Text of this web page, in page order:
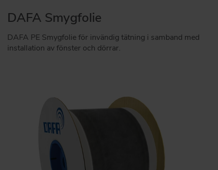
DAFA Smygfolie
DAFA PE Smygfolie för invändig tätning i samband med
installation av fönster och dörrar.